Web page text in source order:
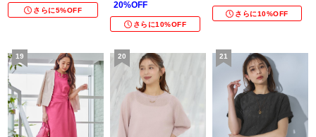
さらに5%OFF
20%OFF
さらに10%OFF
さらに10%OFF